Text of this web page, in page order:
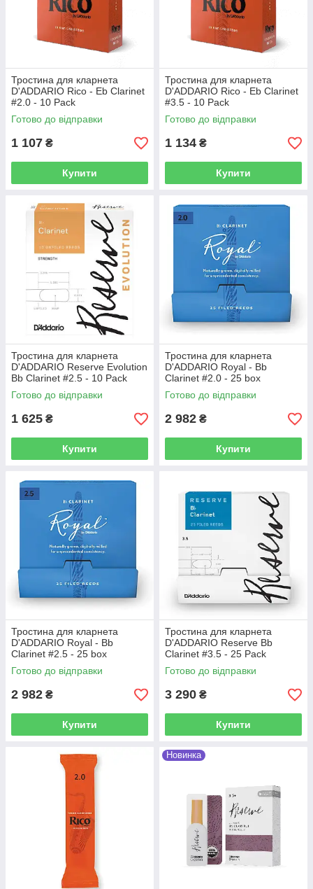
Тростина для кларнета
D'ADDARIO Rico - Eb Clarinet
#2.0 - 10 Pack
Готово до відправки
1 107 ₴
Купити
Тростина для кларнета
D'ADDARIO Rico - Eb Clarinet
#3.5 - 10 Pack
Готово до відправки
1 134 ₴
Купити
Тростина для кларнета
D'ADDARIO Reserve Evolution
Bb Clarinet #2.5 - 10 Pack
Готово до відправки
1 625 ₴
Купити
Тростина для кларнета
D'ADDARIO Royal - Bb
Clarinet #2.0 - 25 box
Готово до відправки
2 982 ₴
Купити
Тростина для кларнета
D'ADDARIO Royal - Bb
Clarinet #2.5 - 25 box
Готово до відправки
2 982 ₴
Купити
Тростина для кларнета
D'ADDARIO Reserve Bb
Clarinet #3.5 - 25 Pack
Готово до відправки
3 290 ₴
Купити
Новинка